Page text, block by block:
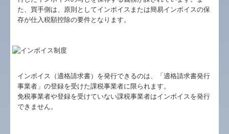
補助金・助成金・融資情報
TKCシステムQ&A
社会福祉法人会計Q&A
た、買手側は、原則としてインボイスまたは簡易インボイスの保
存が仕入税額控除の要件となります。
インボイス（適格請求書）を発行できるのは、「適格請求書発行
事業者」の登録を受けた課税事業者に限られます。
免税事業者や登録を受けていない課税事業者はインボイスを発行
できません。